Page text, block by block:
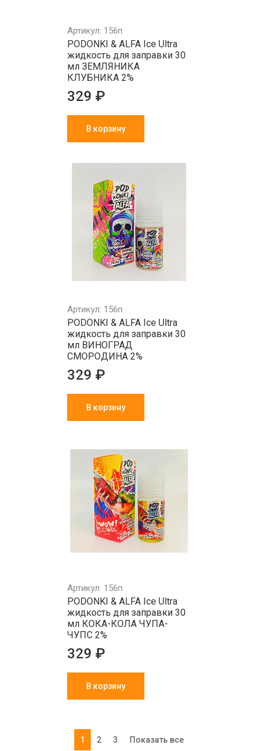
Артикул: 156п
PODONKI & ALFA Ice Ultra
жидкость для заправки 30
мл ЗЕМЛЯНИКА
КЛУБНИКА 2%
329 ₽
В корзину
Артикул: 156п
PODONKI & ALFA Ice Ultra
жидкость для заправки 30
мл ВИНОГРАД
СМОРОДИНА 2%
329 ₽
В корзину
Артикул: 156п
PODONKI & ALFA Ice Ultra
жидкость для заправки 30
мл КОКА-КОЛА ЧУПА-
ЧУПС 2%
329 ₽
В корзину
1 2 3 Показать все